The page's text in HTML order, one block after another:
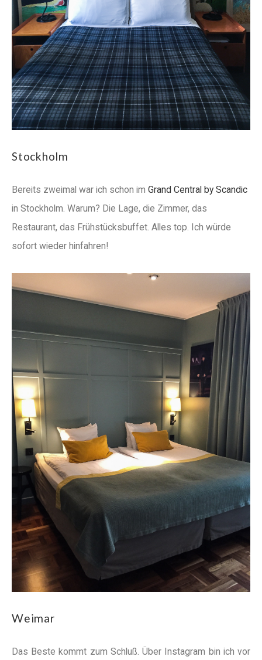
Stockholm
Bereits zweimal war ich schon im Grand Central by Scandic
in Stockholm. Warum? Die Lage, die Zimmer, das
Restaurant, das Frühstücksbuffet. Alles top. Ich würde
sofort wieder hinfahren!
Weimar
Das Beste kommt zum Schluß. Über Instagram bin ich vor